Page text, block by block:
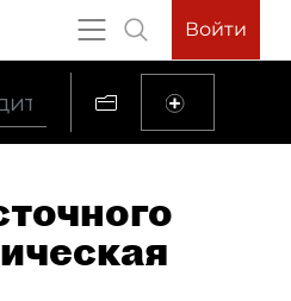
Войти